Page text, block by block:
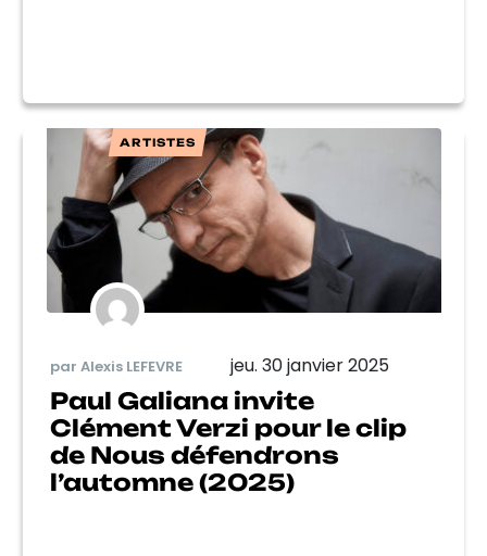
ARTISTES
par Alexis LEFEVRE jeu. 30 janvier 2025
Paul Galiana invite
Clément Verzi pour le clip
de Nous défendrons
l’automne (2025)